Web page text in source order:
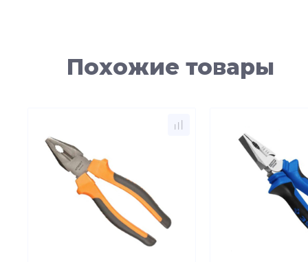
Похожие товары